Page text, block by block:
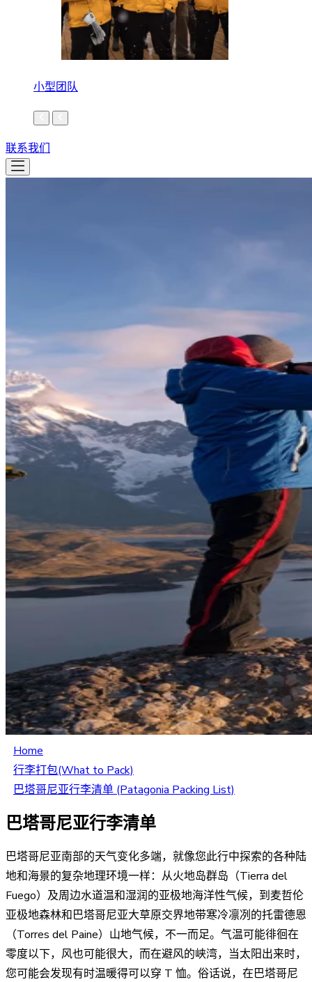
小型团队
联系我们
Home
行李打包(What to Pack)
巴塔哥尼亚行李清单 (Patagonia Packing List)
巴塔哥尼亚行李清单
巴塔哥尼亚南部的天气变化多端，就像您此行中探索的各种陆
地和海景的复杂地理环境一样：从火地岛群岛（Tierra del
Fuego）及周边水道温和湿润的亚极地海洋性气候，到麦哲伦
亚极地森林和巴塔哥尼亚大草原交界地带寒冷凛冽的托雷德恩
（Torres del Paine）山地气候，不一而足。气温可能徘徊在
零度以下，风也可能很大，而在避风的峡湾，当太阳出来时，
您可能会发现有时温暖得可以穿 T 恤。俗话说，在巴塔哥尼